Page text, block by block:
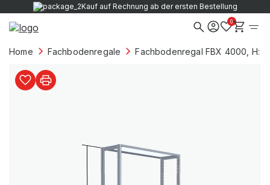
Kauf auf Rechnung ab der ersten Bestellung
0
Home Fachbodenregale Fachbodenregal FBX 4000, H: